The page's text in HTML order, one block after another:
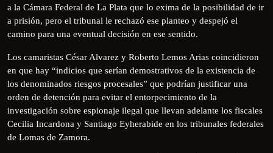
a la Cámara Federal de La Plata que lo exima de la posibilidad de ir
a prisión, pero el tribunal le rechazó ese planteo y despejó el
camino para una eventual decisión en ese sentido.
Los camaristas César Alvarez y Roberto Lemos Arias coincidieron
en que hay “indicios que serían demostrativos de la existencia de
los denominados riesgos procesales” que podrían justificar una
orden de detención para evitar el entorpecimiento de la
investigación sobre espionaje ilegal que llevan adelante los fiscales
Cecilia Incardona y Santiago Eyherabide en los tribunales federales
de Lomas de Zamora.